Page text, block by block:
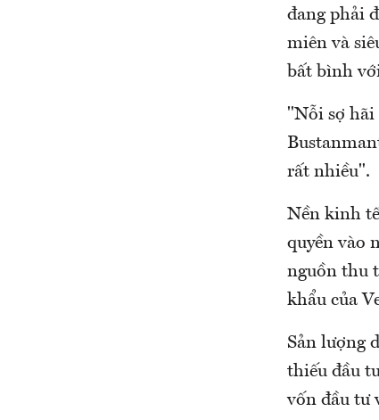
đang phải
miên và
bất bình
"Nỗi sợ hãi
rất nhiều".
Nền kinh
quyền vào
nguồn thu
khẩu của
Sản lượng
thiếu đầu
vốn đầu tư